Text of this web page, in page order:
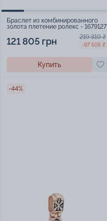
Браслет из комбинированного
золота плетение ролекс - 1679127
121 805 грн 219 310 ₴
-97 505 ₴
Купить
-44%